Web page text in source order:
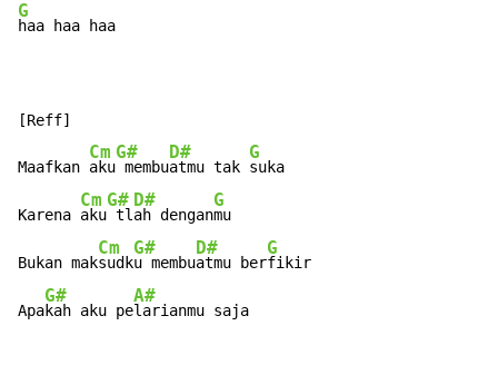
G
haa haa haa
[Reff]
Maafkan
Cm
aku
G#
membu
D#
atmu tak
G
suka
Karena
Cm
aku
G#
tl
D#
ah dengan
G
mu
Bukan mak
Cm
sudk
G#
u membu
D#
atmu ber
G
fikir
Apa
G#
kah aku pe
A#
larianmu saja